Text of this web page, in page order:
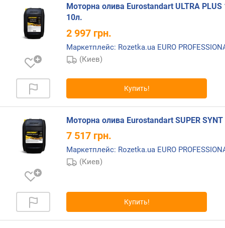
л
е
н
я
п
к
л
и
ч
е
т
у
Моторна олива Eurostandart ULTRA PLUS
10л.
2 997 грн.
Маркетплейс: Rozetka.ua EURO
(Киев)
Купить!
Моторна олива Eurostandart SUPER
7 517 грн.
Маркетплейс: Rozetka.ua EURO
(Киев)
Купить!